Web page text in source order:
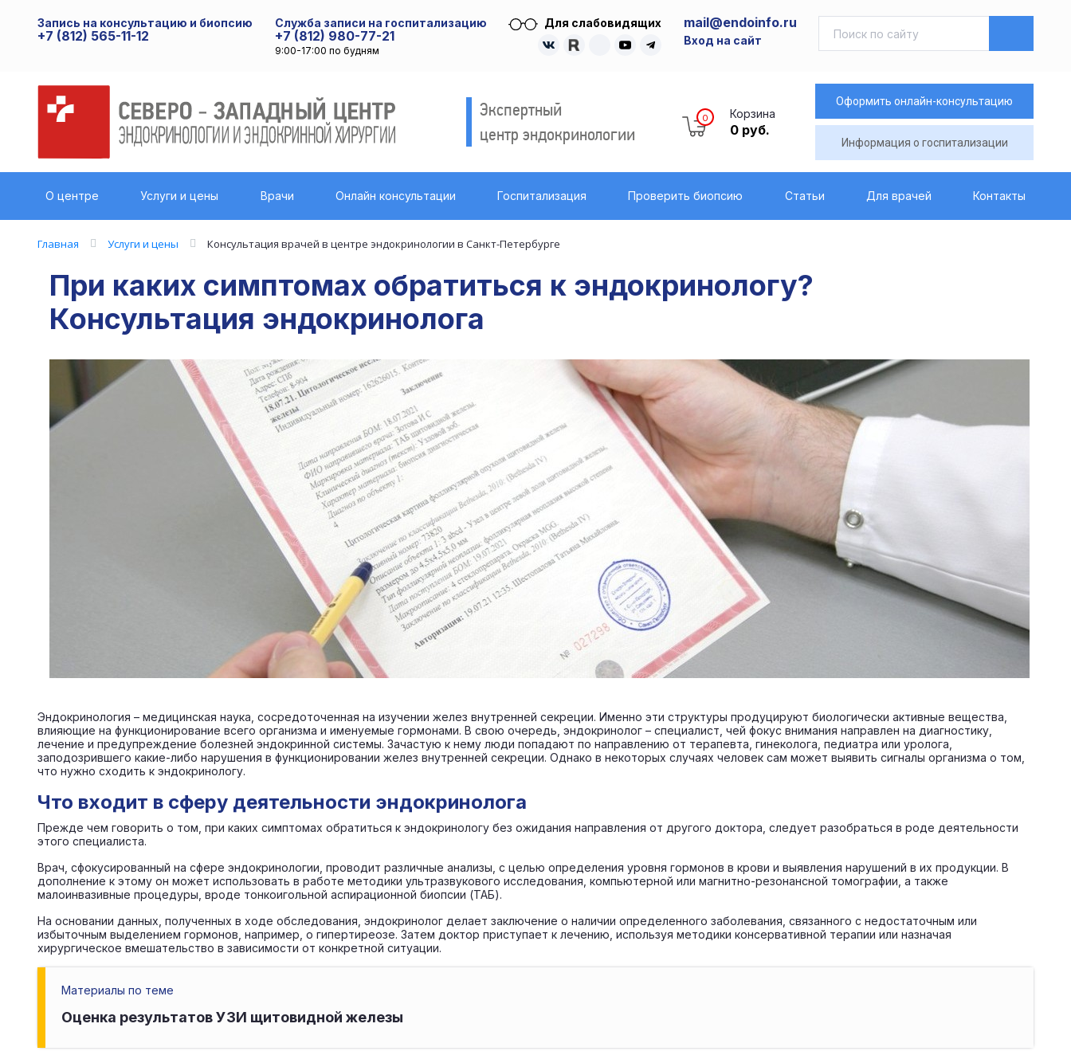
Запись на консультацию и биопсию
+7 (812) 565-11-12
Служба записи на госпитализацию
+7 (812) 980-77-21
9:00-17:00 по будням
Для слабовидящих mail@endoinfo.ru
Вход на сайт
Экспертный
центр эндокринологии
0 Корзина
0 руб.
Оформить онлайн-консультацию
Информация о госпитализации
О центре Услуги и цены Врачи Онлайн консультации Госпитализация Проверить биопсию Статьи Для врачей Контакты
Главная Услуги и цены Консультация врачей в центре эндокринологии в Санкт-Петербурге
При каких симптомах обратиться к эндокринологу?
Консультация эндокринолога
Эндокринология – медицинская наука, сосредоточенная на изучении желез внутренней секреции. Именно эти структуры продуцируют биологически активные вещества,
влияющие на функционирование всего организма и именуемые гормонами. В свою очередь, эндокринолог – специалист, чей фокус внимания направлен на диагностику,
лечение и предупреждение болезней эндокринной системы. Зачастую к нему люди попадают по направлению от терапевта, гинеколога, педиатра или уролога,
заподозрившего какие-либо нарушения в функционировании желез внутренней секреции. Однако в некоторых случаях человек сам может выявить сигналы организма о том,
что нужно сходить к эндокринологу.
Что входит в сферу деятельности эндокринолога
Прежде чем говорить о том, при каких симптомах обратиться к эндокринологу без ожидания направления от другого доктора, следует разобраться в роде деятельности
этого специалиста.
Врач, сфокусированный на сфере эндокринологии, проводит различные анализы, с целью определения уровня гормонов в крови и выявления нарушений в их продукции. В
дополнение к этому он может использовать в работе методики ультразвукового исследования, компьютерной или магнитно-резонансной томографии, а также
малоинвазивные процедуры, вроде тонкоигольной аспирационной биопсии (ТАБ).
На основании данных, полученных в ходе обследования, эндокринолог делает заключение о наличии определенного заболевания, связанного с недостаточным или
избыточным выделением гормонов, например, о гипертиреозе. Затем доктор приступает к лечению, используя методики консервативной терапии или назначая
хирургическое вмешательство в зависимости от конкретной ситуации.
Материалы по теме
Оценка результатов УЗИ щитовидной железы